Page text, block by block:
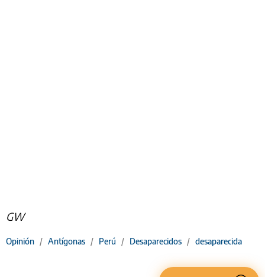
GW
Opinión / Antígonas / Perú / Desaparecidos / desaparecida